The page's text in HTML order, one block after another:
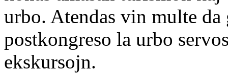
urbo. Atendas vin multe
postkongreso la urbo
ekskursojn.